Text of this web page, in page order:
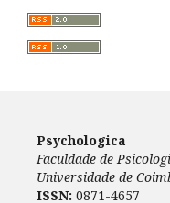
Psychologica
Faculdade de
Universidade de
ISSN: 0871-4657